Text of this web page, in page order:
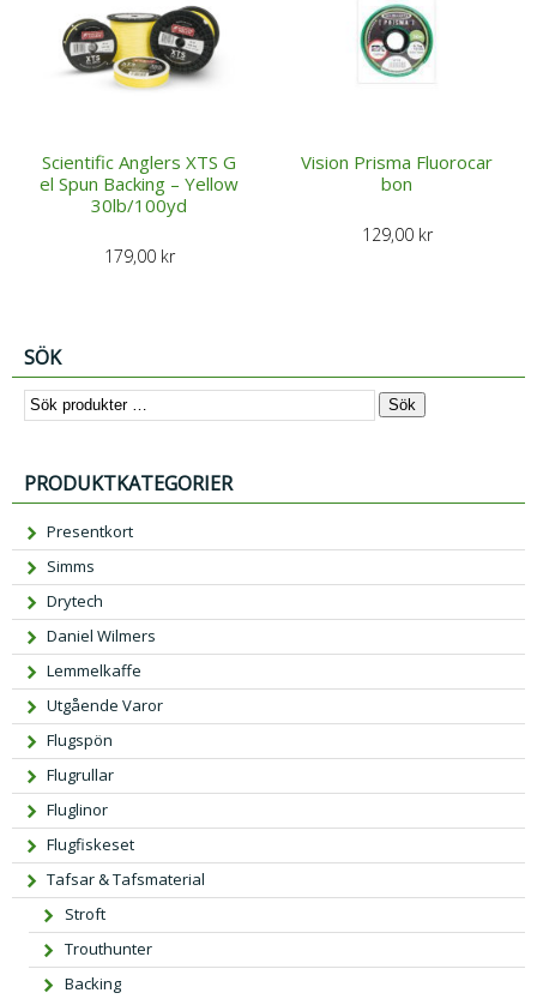
Scientific Anglers XTS G
el Spun Backing – Yellow
30lb/100yd
179,00 kr
Vision Prisma Fluorocar
bon
129,00 kr
SÖK
Sök
PRODUKTKATEGORIER
Presentkort
Simms
Drytech
Daniel Wilmers
Lemmelkaffe
Utgående Varor
Flugspön
Flugrullar
Fluglinor
Flugfiskeset
Tafsar & Tafsmaterial
Stroft
Trouthunter
Backing